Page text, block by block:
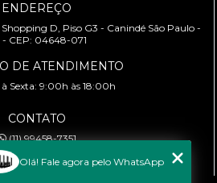
ENDEREÇO
D, Piso G3 - Canindé São Paulo -
- CEP: 04648-071
DE ATENDIMENTO
Sexta: 9:00h às 18:00h
CONTATO
(11) 99458-7351
Olá! Fale agora pelo WhatsApp